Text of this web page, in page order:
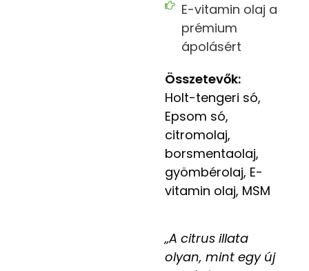
E-vitamin olaj a
prémium
ápolásért
Összetevők:
Holt-tengeri só,
Epsom só,
citromolaj,
borsmentaolaj,
gyömbérolaj, E-
vitamin olaj, MSM
„A citrus illata
olyan, mint egy új